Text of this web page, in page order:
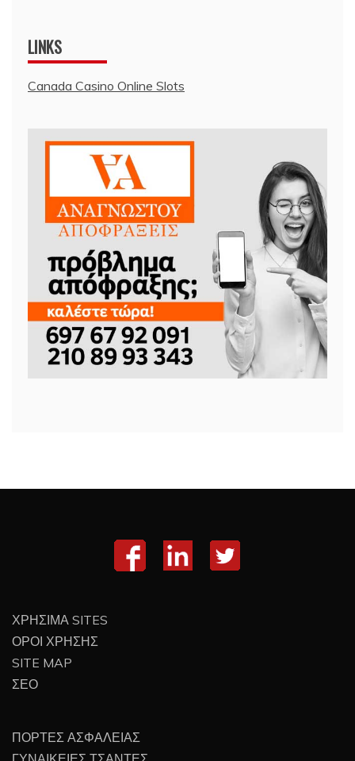
LINKS
Canada Casino Online Slots
ΧΡΗΣΙΜΑ SITES
ΟΡΟΙ ΧΡΗΣΗΣ
SITE MAP
ΣΕΟ
ΠΟΡΤΕΣ ΑΣΦΑΛΕΙΑΣ